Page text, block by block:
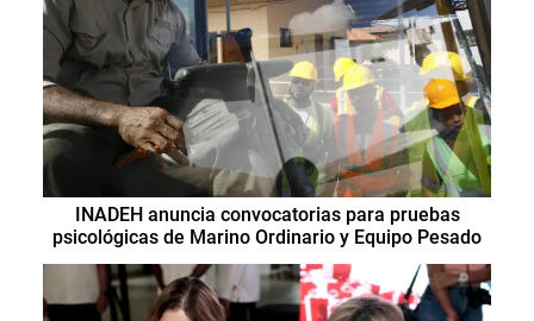
INADEH anuncia convocatorias para pruebas
psicológicas de Marino Ordinario y Equipo Pesado